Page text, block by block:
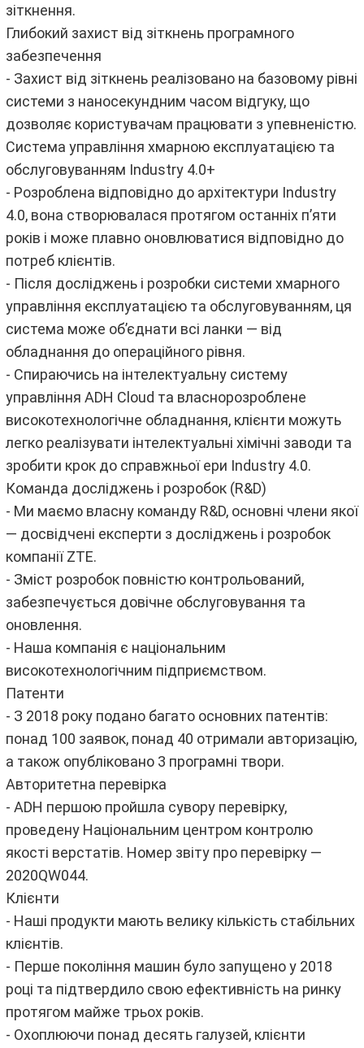
зіткнення.
Глибокий захист від зіткнень програмного
забезпечення
- Захист від зіткнень реалізовано на базовому рівні
системи з наносекундним часом відгуку, що
дозволяє користувачам працювати з упевненістю.
Система управління хмарною експлуатацією та
обслуговуванням Industry 4.0+
- Розроблена відповідно до архітектури Industry
4.0, вона створювалася протягом останніх п’яти
років і може плавно оновлюватися відповідно до
потреб клієнтів.
- Після досліджень і розробки системи хмарного
управління експлуатацією та обслуговуванням, ця
система може об’єднати всі ланки — від
обладнання до операційного рівня.
- Спираючись на інтелектуальну систему
управління ADH Cloud та власнорозроблене
високотехнологічне обладнання, клієнти можуть
легко реалізувати інтелектуальні хімічні заводи та
зробити крок до справжньої ери Industry 4.0.
Команда досліджень і розробок (R&D)
- Ми маємо власну команду R&D, основні члени якої
— досвідчені експерти з досліджень і розробок
компанії ZTE.
- Зміст розробок повністю контрольований,
забезпечується довічне обслуговування та
оновлення.
- Наша компанія є національним
високотехнологічним підприємством.
Патенти
- З 2018 року подано багато основних патентів:
понад 100 заявок, понад 40 отримали авторизацію,
а також опубліковано 3 програмні твори.
Авторитетна перевірка
- ADH першою пройшла сувору перевірку,
проведену Національним центром контролю
якості верстатів. Номер звіту про перевірку —
2020QW044.
Клієнти
- Наші продукти мають велику кількість стабільних
клієнтів.
- Перше покоління машин було запущено у 2018
році та підтвердило свою ефективність на ринку
протягом майже трьох років.
- Охоплюючи понад десять галузей, клієнти